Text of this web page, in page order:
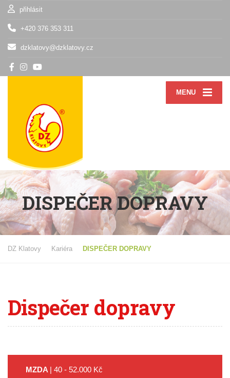
přihlásit
+420 376 353 311
dzklatovy@dzklatovy.cz
MENU
DISPEČER DOPRAVY
DZ Klatovy Kariéra DISPEČER DOPRAVY
Dispečerdopravy
MZDA | 40 - 52.000 Kč